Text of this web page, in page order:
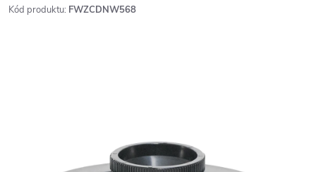
Kód produktu: FWZCDNW568